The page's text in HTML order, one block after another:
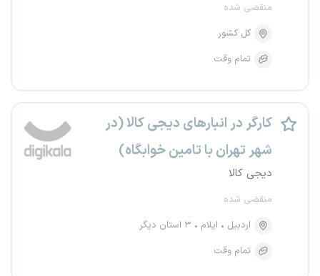
منقضی شده
کل کشور
تمام وقت
کارگر در انبارهای دیجی کالا (در
شهر تهران با تامین خوابگاه)
دیجی کالا
منقضی شده
اردبیل
ایلام
۳ استان دیگر
تمام وقت